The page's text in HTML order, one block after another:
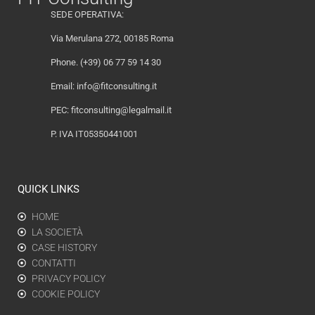
SEDE OPERATIVA:
Via Merulana 272, 00185 Roma
Phone. (+39) 06 77 59 14 30
Email: info@fitconsulting.it
PEC: fitconsulting@legalmail.it
P. IVA IT05350441001
QUICK LINKS
HOME
LA SOCIETÀ
CASE HISTORY
CONTATTI
PRIVACY POLICY
COOKIE POLICY